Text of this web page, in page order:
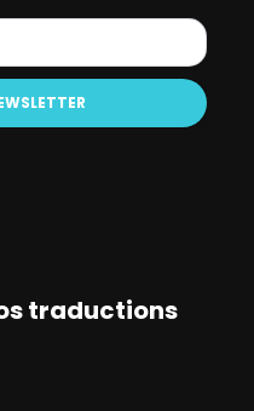
traductions